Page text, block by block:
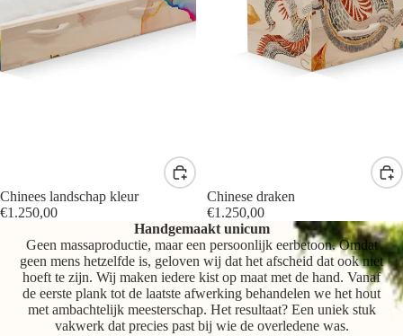
Chinees landschap kleur
€1.250,00
Chinese draken
€1.250,00
Handgemaakt unicum
Geen massaproductie, maar een persoonlijk eerbetoon. Omdat
geen mens hetzelfde is, geloven wij dat het afscheid dat ook niet
hoeft te zijn. Wij maken iedere kist op maat met de hand. Vanaf
de eerste plank tot de laatste afwerking behandelen we het hout
met ambachtelijk meesterschap. Het resultaat? Een uniek stuk
vakwerk dat precies past bij wie de overledene was.